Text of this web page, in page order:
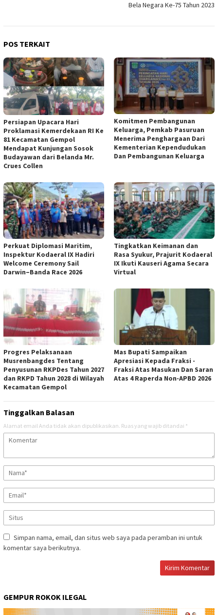
Bela Negara Ke-75 Tahun 2023
POS TERKAIT
Persiapan Upacara Hari
Proklamasi Kemerdekaan RI Ke
81 Kecamatan Gempol
Mendapat Kunjungan Sosok
Budayawan dari Belanda Mr.
Crues Collen
Komitmen Pembangunan
Keluarga, Pemkab Pasuruan
Menerima Penghargaan Dari
Kementerian Kependudukan
Dan Pembangunan Keluarga
Perkuat Diplomasi Maritim,
Inspektur Kodaeral IX Hadiri
Welcome Ceremony Sail
Darwin–Banda Race 2026
Tingkatkan Keimanan dan
Rasa Syukur, Prajurit Kodaeral
IX Ikuti Kauseri Agama Secara
Virtual
Progres Pelaksanaan
Musrenbangdes Tentang
Penyusunan RKPDes Tahun 2027
dan RKPD Tahun 2028 di Wilayah
Kecamatan Gempol
Mas Bupati Sampaikan
Apresiasi Kepada Fraksi -
Fraksi Atas Masukan Dan Saran
Atas 4 Raperda Non-APBD 2026
Tinggalkan Balasan
Alamat email Anda tidak akan dipublikasikan. Ruas yang wajib ditandai *
Simpan nama, email, dan situs web saya pada peramban ini untuk
komentar saya berikutnya.
GEMPUR ROKOK ILEGAL